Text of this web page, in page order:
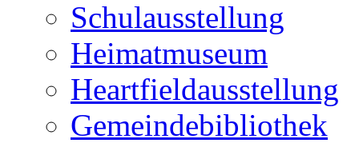
Schulausstellung
Heimatmuseum
Heartfieldausstellung
Gemeindebibliothek